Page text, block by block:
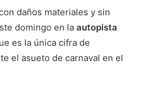
daños materiales y sin
domingo en la autopista
es la única cifra de
el asueto de carnaval en el